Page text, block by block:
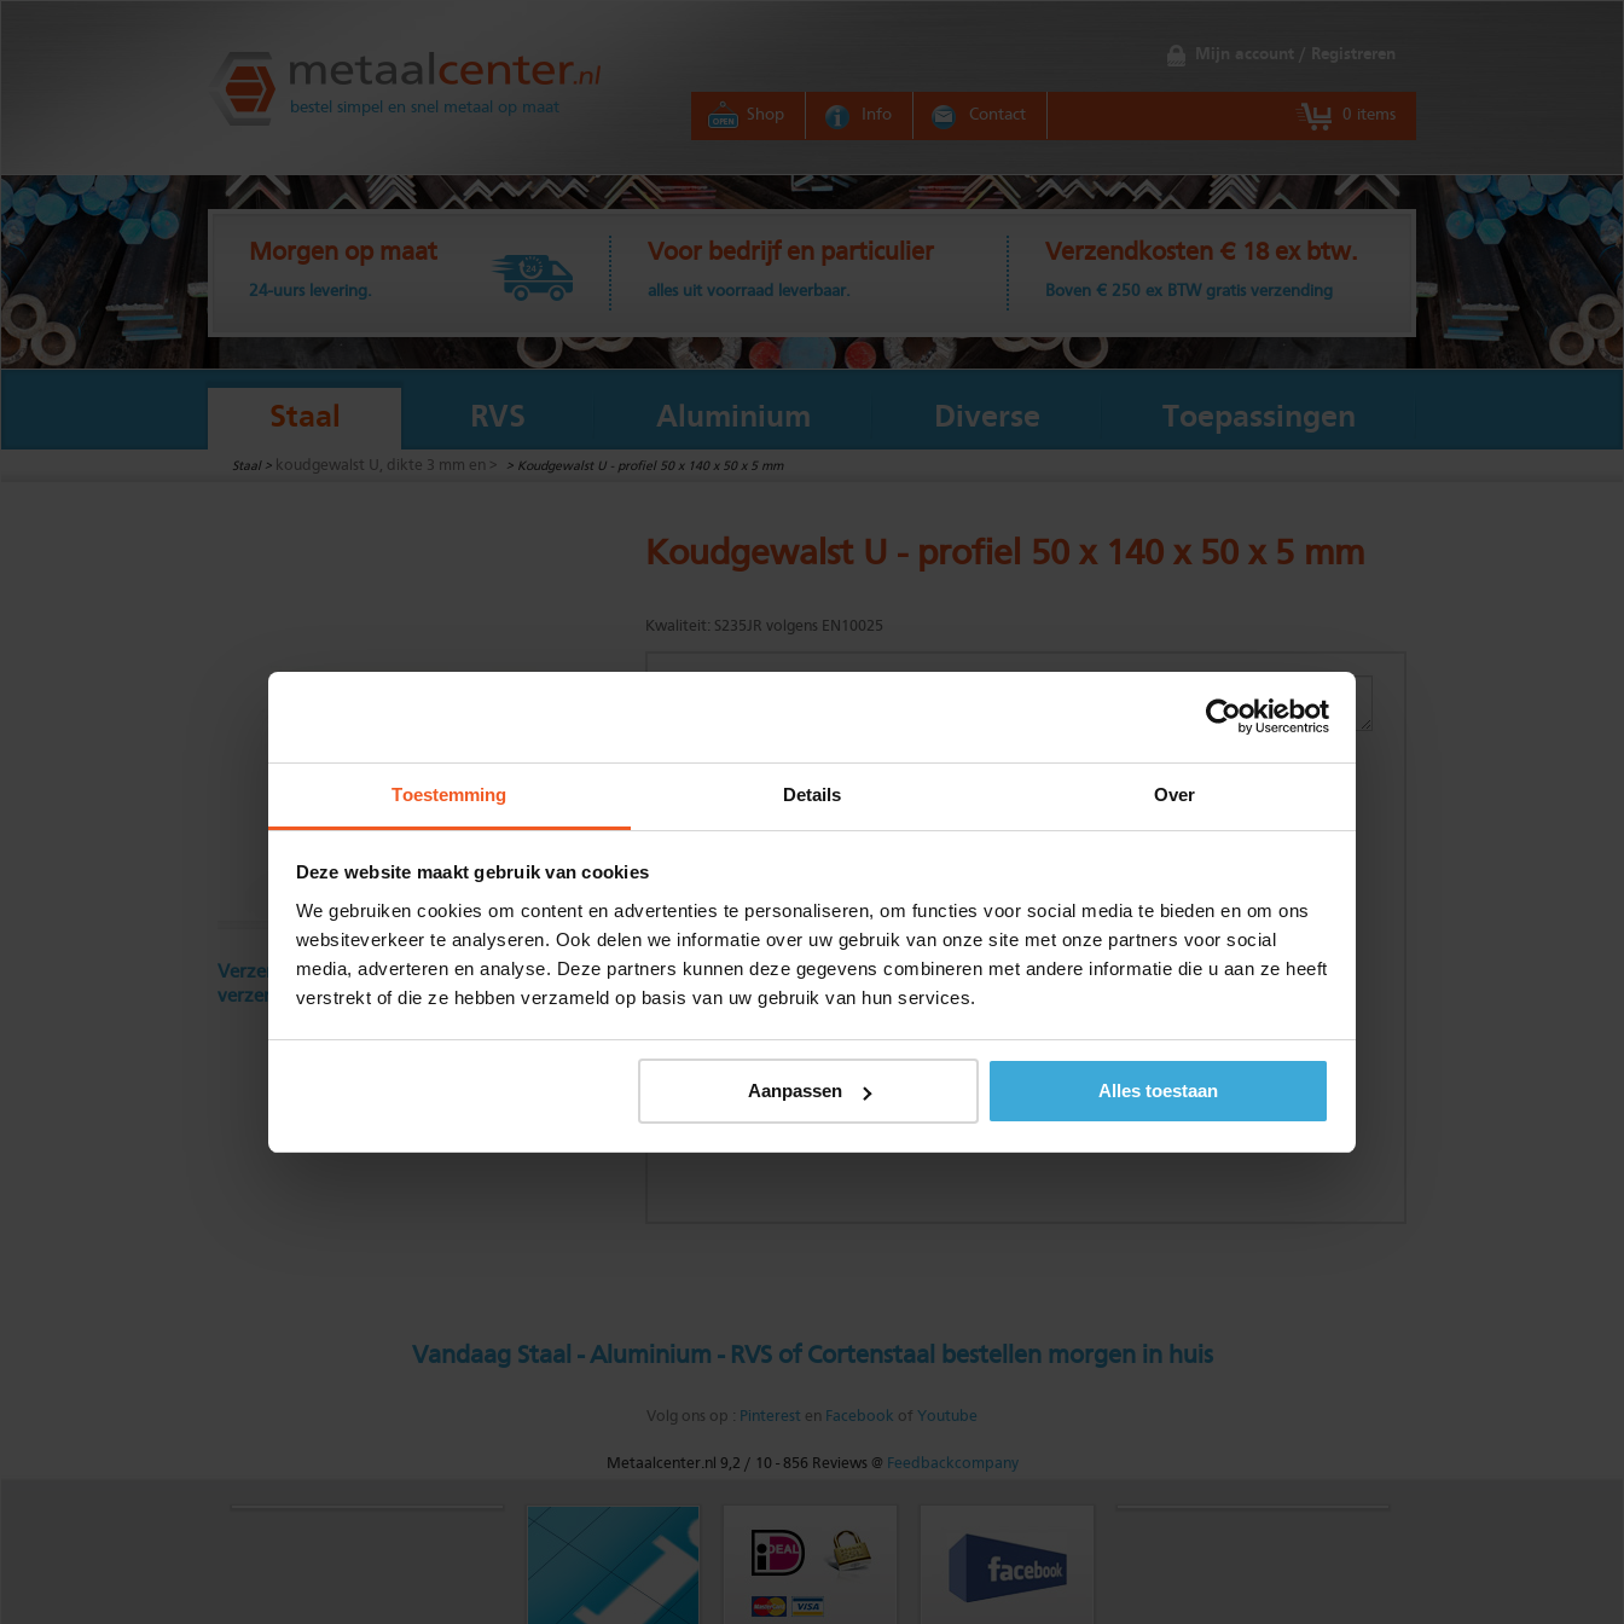
Toestemming Details Over
Deze website maakt gebruik van cookies
We gebruiken cookies om content en advertenties te personaliseren, om functies voor social media te bieden en om ons
websiteverkeer te analyseren. Ook delen we informatie over uw gebruik van onze site met onze partners voor social
media, adverteren en analyse. Deze partners kunnen deze gegevens combineren met andere informatie die u aan ze heeft
verstrekt of die ze hebben verzameld op basis van uw gebruik van hun services.
Aanpassen Alles toestaan
Metaalcenter.nl
bestel simpel en snel metaal op maat
Mijn account / Registreren
Shop Info Contact 0 items
Morgen op maat
24-uurs levering.
Voor bedrijf en particulier
alles uit voorraad leverbaar.
Verzendkosten € 18 ex btw.
Boven € 250 ex BTW gratis verzending
Staal RVS Aluminium Diverse Toepassingen
Staal > koudgewalst U, dikte 3 mm en > > Koudgewalst U - profiel 50 x 140 x 50 x 5 mm
Verzendkosten € 18 excl. BTW, gratis
verzending vanaf € 250 excl. BTW
Koudgewalst U - profiel 50 x 140 x 50 x 5 mm
Kwaliteit: S235JR volgens EN10025
Gewenste
mm
Materiaalkosten
0,00
Alle bedragen zijn excl. 21% BTW
Vandaag Staal - Aluminium - RVS of Cortenstaal bestellen morgen in huis
Volg ons op : Pinterest en Facebook of Youtube
Metaalcenter.nl 9,2 / 10 -856 Reviews @ Feedbackcompany